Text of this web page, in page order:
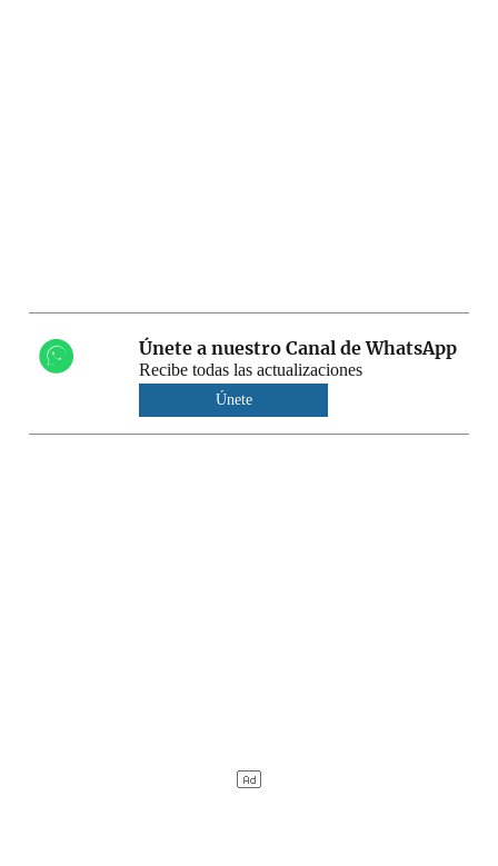
Únete a nuestro Canal de WhatsApp
Recibe todas las actualizaciones
Únete